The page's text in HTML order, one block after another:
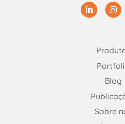
Blog
Sobre